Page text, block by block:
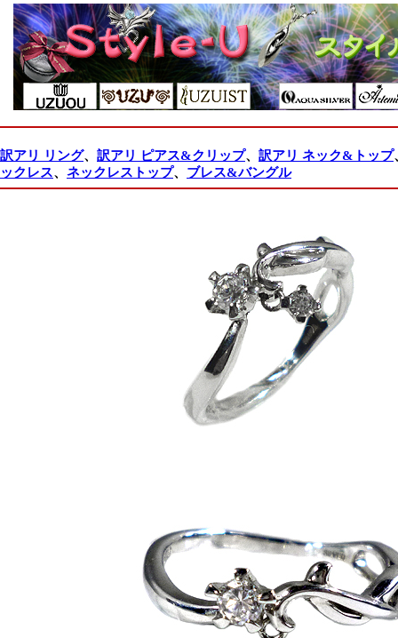
訳アリ リング、 訳アリ ピアス&クリップ、 訳アリ ネック&トップ
ックレス、 ネックレストップ、 ブレス&バングル